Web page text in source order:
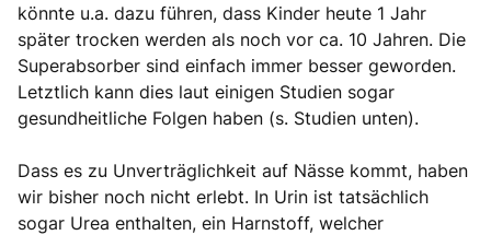
könnte u.a. dazu führen, dass Kinder heute 1 Jahr
später trocken werden als noch vor ca. 10 Jahren. Die
Superabsorber sind einfach immer besser geworden.
Letztlich kann dies laut einigen Studien sogar
gesundheitliche Folgen haben (s. Studien unten).
Dass es zu Unverträglichkeit auf Nässe kommt, haben
wir bisher noch nicht erlebt. In Urin ist tatsächlich
sogar Urea enthalten, ein Harnstoff, welcher